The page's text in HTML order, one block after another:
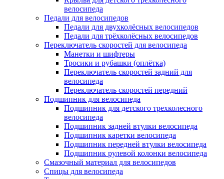
велосипеда
Педали для велосипедов
Педали для двухколёсных велосипедов
Педали для трёхколёсных велосипедов
Переключатель скоростей для велосипеда
Манетки и шифтеры
Тросики и рубашки (оплётка)
Переключатель скоростей задний для
велосипеда
Переключатель скоростей передний
Подшипник для велосипеда
Подшипник для детского трехколесного
велосипеда
Подшипник задней втулки велосипеда
Подшипник каретки велосипеда
Подшипник передней втулки велосипеда
Подшипник рулевой колонки велосипеда
Смазочный материал для велосипедов
Спицы для велосипеда